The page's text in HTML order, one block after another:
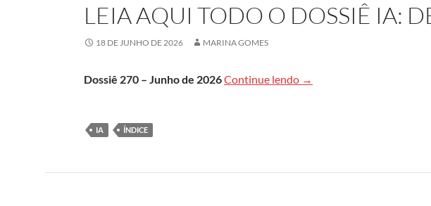
LEIA AQUI TODO O DOSSIÊ IA:
18 DE JUNHO DE 2026 MARINA GOMES
Dossiê 270 – Junho de 2026Continue lendo Leia aqui todo o dossiê IA:
→
IA ÍNDICE